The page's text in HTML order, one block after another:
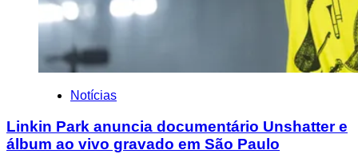
Notícias
Linkin Park anuncia documentário Unshatter e
álbum ao vivo gravado em São Paulo